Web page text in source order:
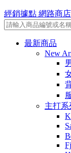
經銷據點 網路商店
最新商品
New
主打系